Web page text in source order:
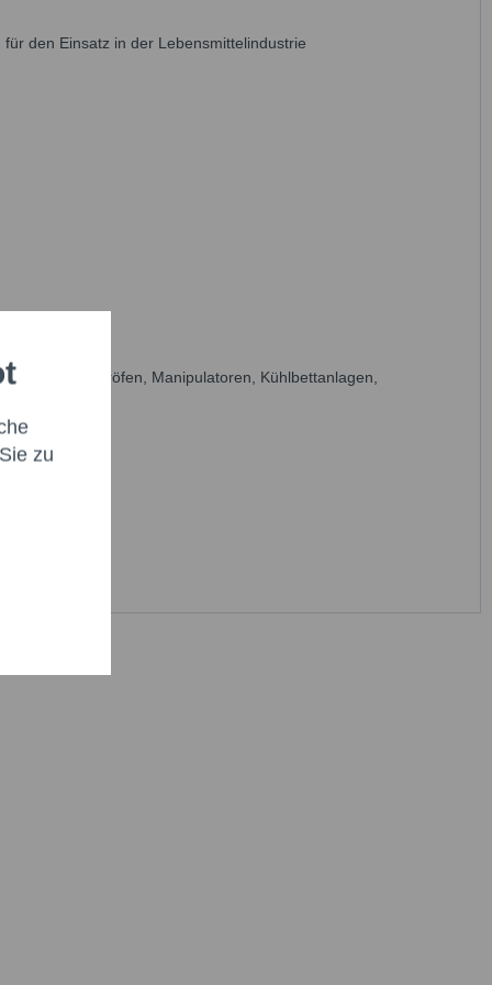
den Einsatz in der Lebensmittelindustrie
Drehrohröfen, Manipulatoren, Kühlbettanlagen,
zu